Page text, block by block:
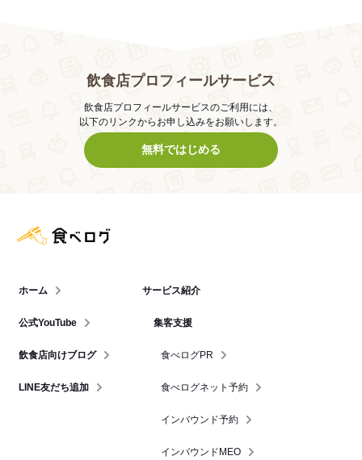
飲食店プロフィールサービス
飲食店プロフィールサービスのご利用には、
以下のリンクからお申し込みをお願いします。
無料ではじめる
ホーム
公式YouTube
飲食店向けブログ
LINE友だち追加
サービス紹介
集客支援
食べログPR
食べログネット予約
インバウンド予約
インバウンドMEO